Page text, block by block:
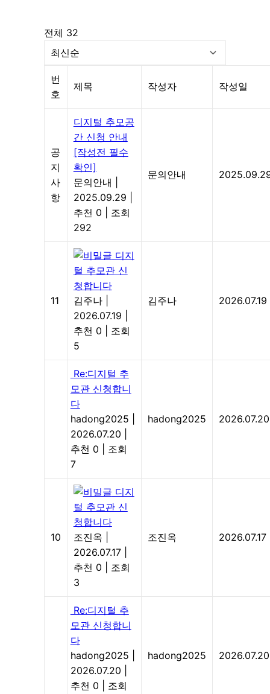
전체 32
번
호
제목 작성자 작성일
공
지
사
항
디지털 추모공
간 신청 안내
[작성전 필수
확인]
문의안내
2025.09.29
추천 0
조회
292
문의안내
11
디지
털 추모관 신
청합니다
김주나
2026.07.19
추천 0
조회
5
김주나 2026.07.19
Re:디지털 추
모관 신청합니
다
hadong2025
2026.07.20
추천 0
조회
7
hadong2025 2026.07.20
10
디지
털 추모관 신
청합니다
조진옥
2026.07.17
추천 0
조회
3
조진옥 2026.07.17
Re:디지털 추
모관 신청합니
다
hadong2025
2026.07.20
추천 0
조회
hadong2025 2026.07.20